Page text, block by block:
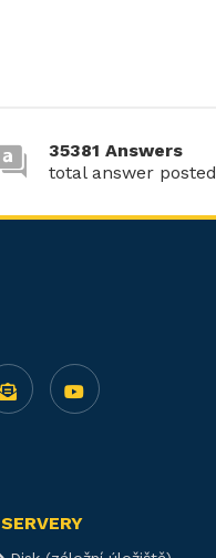
35381 Answers
total answer posted
SERVERY